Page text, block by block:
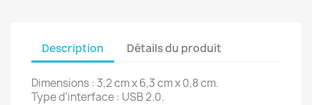
Description Détails du produit
Dimensions : 3,2 cm x 6,3 cm x 0,8 cm.
Type d'interface : USB 2.0.